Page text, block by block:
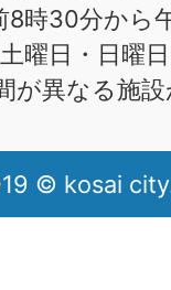
8時30分から
曜日・日曜
が異なる施
© kosai